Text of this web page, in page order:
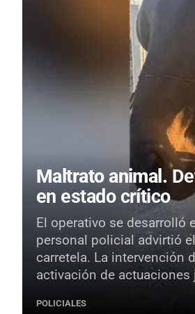
Maltrato animal.
en estado crítico
El operativo se desarrolló
personal policial advirtió
carretela. La intervención
activación de actuaciones
POLICIALES